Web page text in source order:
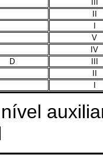
V
IV
D
auxiliar